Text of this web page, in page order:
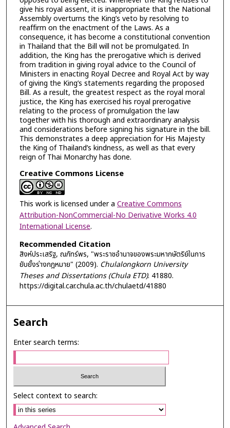
give his royal assent, it is inappropriate that the National
Assembly overturns the King’s veto by resolving to
reaffirm on the enactment of the Laws. As a
consequence, it has become a constitutional convention
in Thailand that the Bill will not be promulgated. In
addition, the King has the prerogative which is derived
from tradition in giving royal advice to the Council of
Ministers in enacting Royal Decree and Royal Act by way
of giving the King’s statements regarding the proposed
Bill. As a result, the greatest respect as the royal moral
justice, the King has exercised his royal prerogative
relating to the process of promulgation the law
together with his thorough and extraordinary analysis
and considerations before signing his signature in the bill.
This demonstrates a deep appreciation for His Majesty
the King of Thailand’s kindness, as well as that every
reign of Thai Monarchy has done.
Creative Commons License
This work is licensed under a Creative Commons
Attribution-NonCommercial-No Derivative Works 4.0
International License.
Recommended Citation
สิงห์ประเสริฐ, ณภัทร์พร, "พระราชอำนาจของพระมหากษัตริย์ในการ
ยับยั้งร่างกฎหมาย" (2009). Chulalongkorn University
Theses and Dissertations (Chula ETD). 41880.
https://digital.car.chula.ac.th/chulaetd/41880
Search
Enter search terms:
Select context to search: